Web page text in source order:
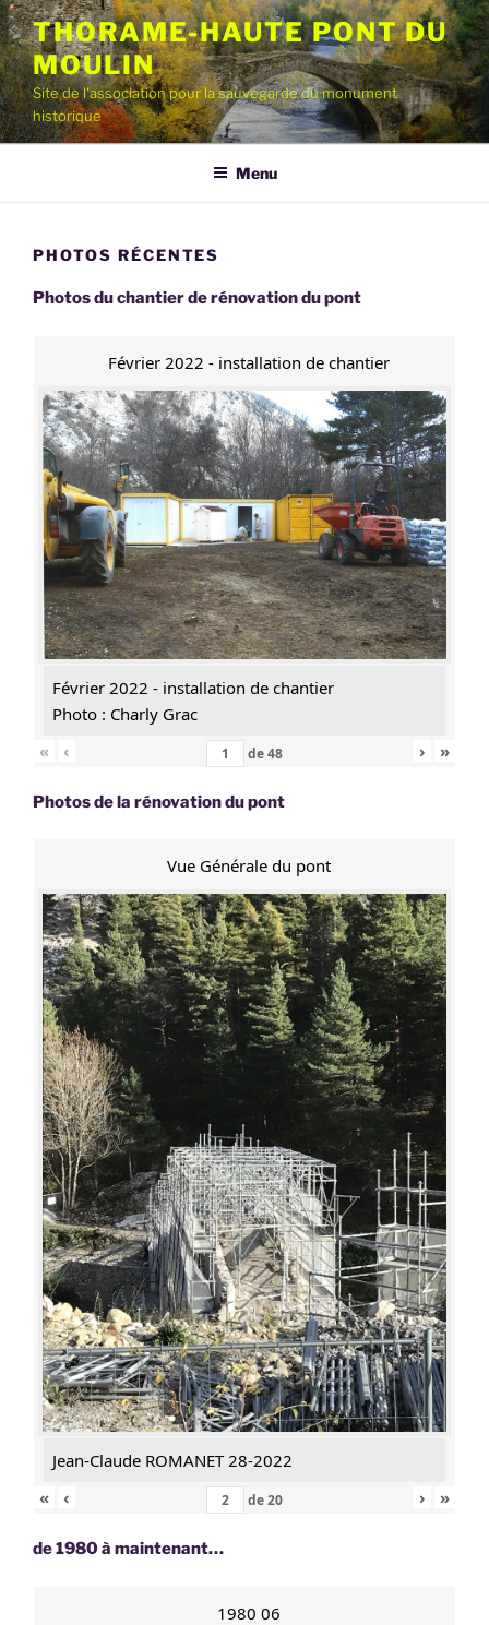
Aller
au
contenu
principal
THORAME-HAUTE PONT DU
MOULIN
Site de l'association pour la sauvegarde du monument
historique
Menu
PHOTOS RÉCENTES
Photos du chantier de rénovation du pont
Février 2022 - installation de chantier
Février 2022 - installation de chantier
Photo : Charly Grac
«
‹ de48 › »
Photos de la rénovation du pont
Vue Générale du pont
Jean-Claude ROMANET 28-2022
«
‹ de20 › »
de 1980 à maintenant…
1980 06